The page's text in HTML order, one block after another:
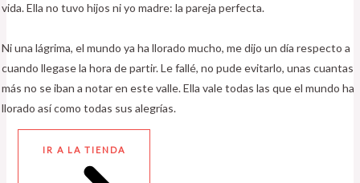
vida. Ella no tuvo hijos ni yo madre: la pareja perfecta.
Ni una lágrima, el mundo ya ha llorado mucho, me dijo un día respecto a
cuando llegase la hora de partir. Le fallé, no pude evitarlo, unas cuantas
más no se iban a notar en este valle. Ella vale todas las que el mundo ha
llorado así como todas sus alegrías.
IR A LA TIENDA